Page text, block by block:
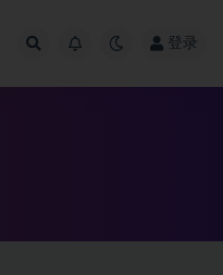
登录